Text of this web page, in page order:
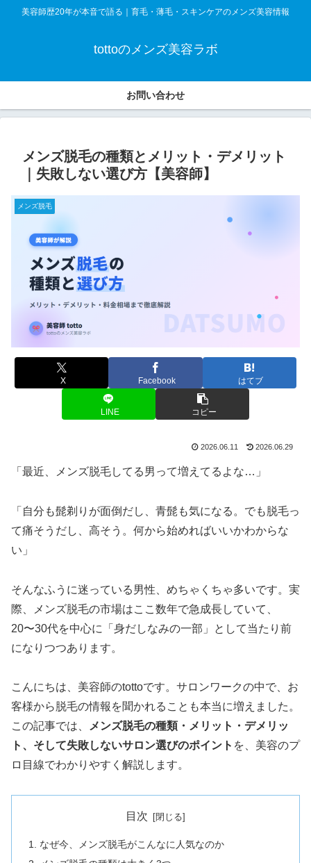
美容師歴20年が本音で語る｜育毛・薄毛・スキンケアのメンズ美容情報
tottoのメンズ美容ラボ
お問い合わせ
メンズ脱毛の種類とメリット・デメリット
｜失敗しない選び方【美容師】
メンズ脱毛
X Facebook はてブ
LINE コピー
2026.06.11 2026.06.29
「最近、メンズ脱毛してる男って増えてるよな…」
「自分も髭剃りが面倒だし、青髭も気になる。でも脱毛っ
て痛そうだし、高そう。何から始めればいいかわからな
い」
そんなふうに迷っている男性、めちゃくちゃ多いです。実
際、メンズ脱毛の市場はここ数年で急成長していて、
20〜30代を中心に「身だしなみの一部」として当たり前
になりつつあります。
こんにちは、美容師のtottoです。サロンワークの中で、お
客様から脱毛の情報を聞かれることも本当に増えました。
この記事では、 メンズ脱毛の種類・メリット・デメリッ
ト、そして失敗しないサロン選びのポイント を、美容のプ
ロ目線でわかりやすく解説します。
目次
なぜ今、メンズ脱毛がこんなに人気なのか